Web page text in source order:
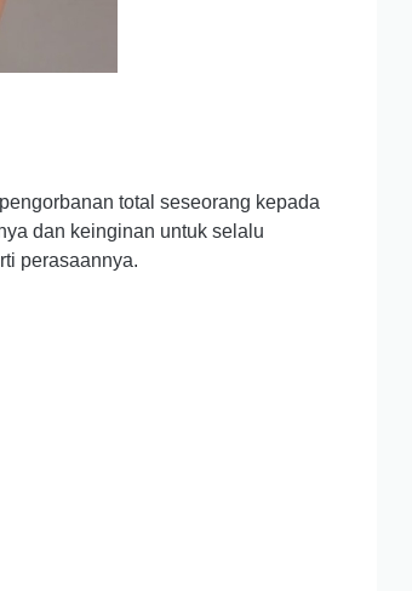
total seseorang kepada
dan keinginan untuk selalu
perasaannya.